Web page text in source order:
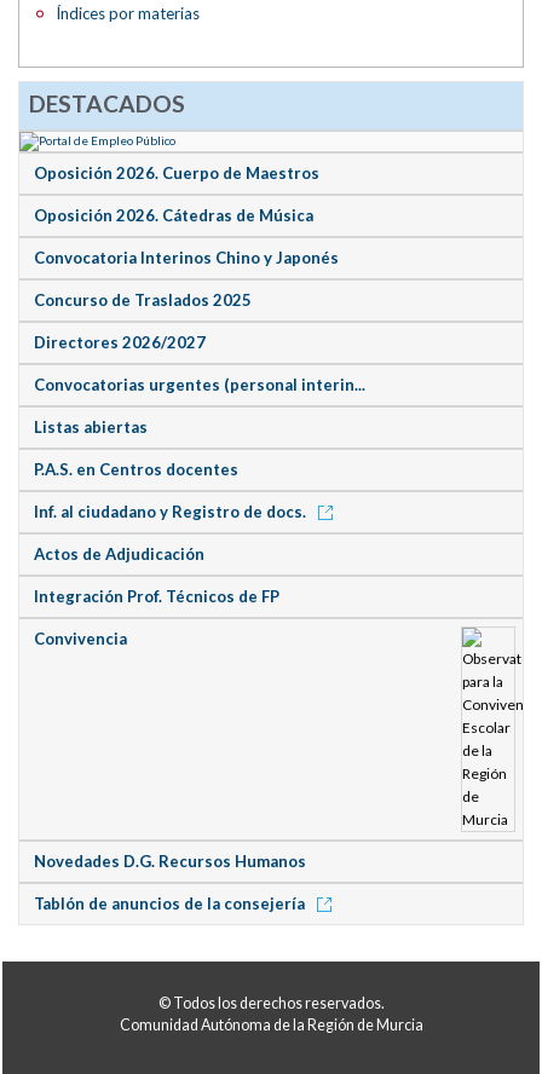
Índices por materias
DESTACADOS
Oposición 2026. Cuerpo de Maestros
Oposición 2026. Cátedras de Música
Convocatoria Interinos Chino y Japonés
Concurso de Traslados 2025
Directores 2026/2027
Convocatorias urgentes (personal interin...
Listas abiertas
P.A.S. en Centros docentes
Inf. al ciudadano y Registro de docs.
Actos de Adjudicación
Integración Prof. Técnicos de FP
Convivencia
Novedades D.G. Recursos Humanos
Tablón de anuncios de la consejería
© Todos los derechos reservados.
Comunidad Autónoma de la Región de Murcia